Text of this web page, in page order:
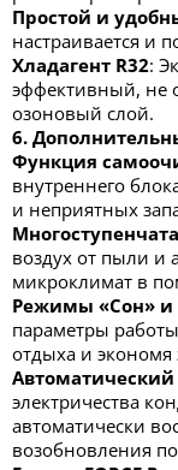
Простой и
настраивается и
Хладагент R32:
эффективный, не
озоновый слой.
6.
Функция
внутреннего
и неприятных
воздух от пыли и
микроклимат в
Режимы «Сон» и
параметры
отдыха и экономя
Автоматический
электричества
автоматически
возобновления